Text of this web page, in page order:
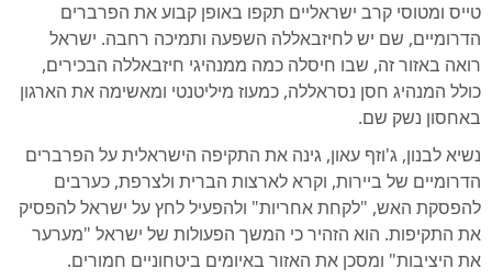
טייס ומטוסי קרב ישראליים תקפו באופן קבוע את הפרברים
הדרומיים, שם יש לחיזבאללה השפעה ותמיכה רחבה. ישראל
רואה באזור זה, שבו חיסלה כמה ממנהיגי חיזבאללה הבכירים,
כולל המנהיג חסן נסראללה, כמעוז מיליטנטי ומאשימה את הארגון
באחסון נשק שם.
נשיא לבנון, ג'וזף עאון, גינה את התקיפה הישראלית על הפרברים
הדרומיים של ביירות, וקרא לארצות הברית ולצרפת, כערבים
להפסקת האש, "לקחת אחריות" ולהפעיל לחץ על ישראל להפסיק
את התקיפות. הוא הזהיר כי המשך הפעולות של ישראל "מערער
את היציבות" ומסכן את האזור באיומים ביטחוניים חמורים.